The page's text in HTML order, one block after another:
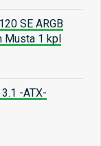
SE ARGB
Musta 1 kpl
-ATX-